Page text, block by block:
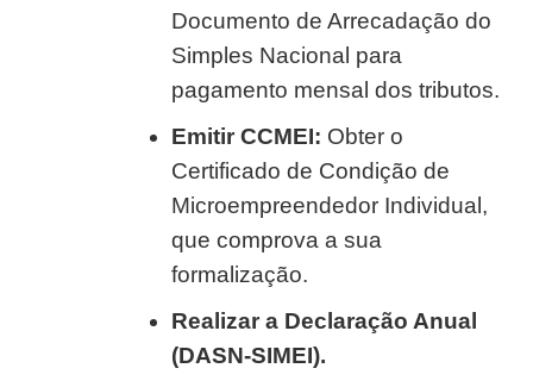
Documento de Arrecadação do
Simples Nacional para
pagamento mensal dos tributos.
Emitir CCMEI: Obter o
Certificado de Condição de
Microempreendedor Individual,
que comprova a sua
formalização.
Realizar a Declaração Anual
(DASN-SIMEI).